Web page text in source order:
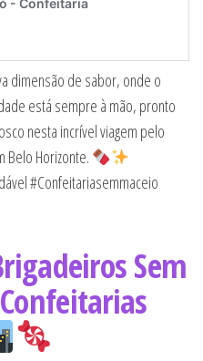
dimensão de sabor, onde o
está sempre à mão, pronto
nesta incrível viagem pelo
Belo Horizonte.
#Confeitariasemmaceio
Sem